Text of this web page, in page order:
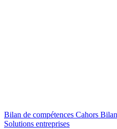
Bilan de compétences Cahors
Solutions entreprises